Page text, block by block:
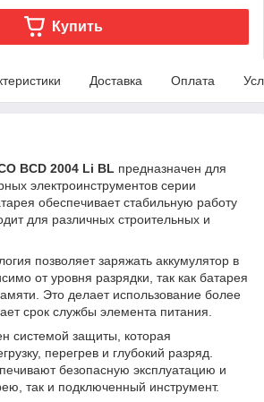
Купить
Доставка Оплата
BCD 2004 Li BL предназначен для
электроинструментов серии
обеспечивает стабильную работу
для различных строительных и
позволяет заряжать аккумулятор в
от уровня разрядки, так как батарея
Это делает использование более
срок службы элемента питания.
системой защиты, которая
перегрев и глубокий разряд.
безопасную эксплуатацию и
так и подключенный инструмент.